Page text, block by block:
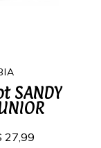
SANDY
27,99